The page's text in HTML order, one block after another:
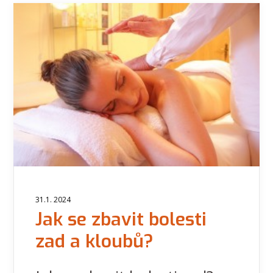
31.1. 2024
Jak se zbavit bolesti
zad a kloubů?